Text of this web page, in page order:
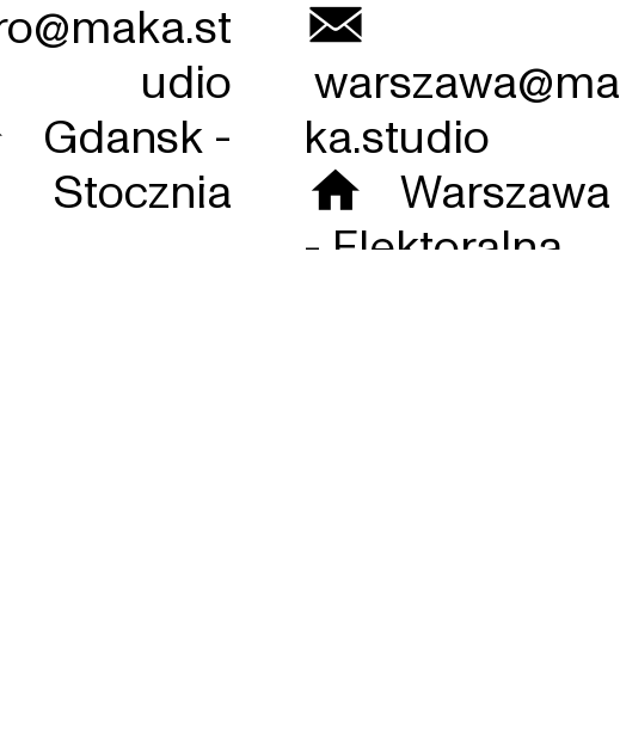
udio
-
Stocznia
︎
warszawa@ma
ka.studio
︎ Warszawa
- Elektoralna